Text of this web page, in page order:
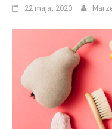
22 maja, 2020